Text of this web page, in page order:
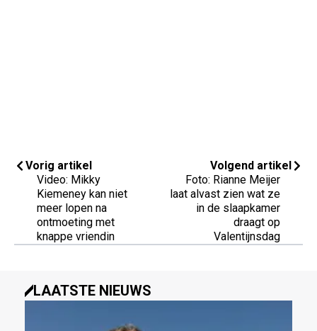
Vorig artikel
Video: Mikky
Kiemeney kan niet
meer lopen na
ontmoeting met
knappe vriendin
Volgend artikel
Foto: Rianne Meijer
laat alvast zien wat ze
in de slaapkamer
draagt op
Valentijnsdag
LAATSTE NIEUWS